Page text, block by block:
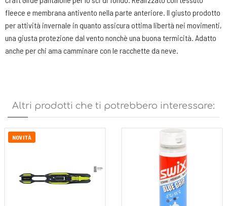
fleece e membrana antivento nella parte anteriore. Il giusto prodotto
per attività invernale in quanto assicura ottima libertà nei movimenti,
una giusta protezione dal vento nonchè una buona termicità. Adatto
anche per chi ama camminare con le racchette da neve.
Altri prodotti che ti potrebbero interessare:
NOVITÀ